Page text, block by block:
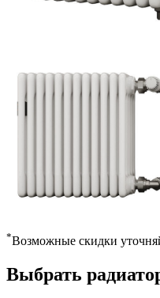
*Возможные скидки
Выбрать